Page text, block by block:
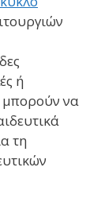
ή
μπορούν να
τη